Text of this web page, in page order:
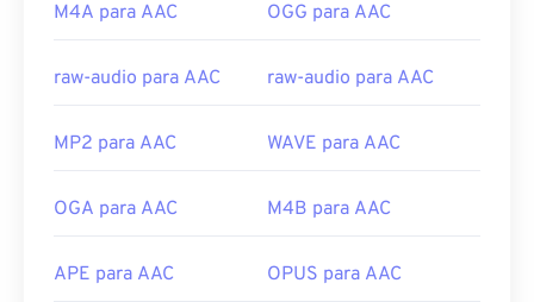
M4A para AAC OGG para AAC
raw-audio para AAC raw-audio para AAC
MP2 para AAC WAVE para AAC
OGA para AAC M4B para AAC
APE para AAC OPUS para AAC